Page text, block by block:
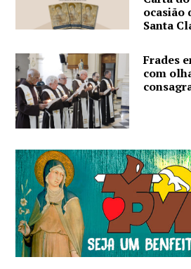
ocasião
Santa
Frades
com